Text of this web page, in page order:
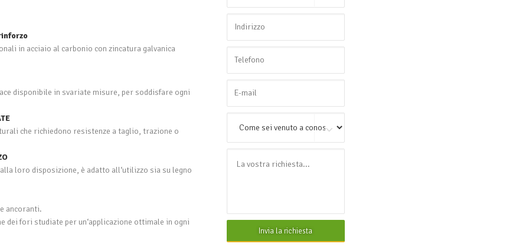
in acciaio al carbonio con zincatura galvanica
disponibile in svariate misure, per soddisfare ogni
che richiedono resistenze a taglio, trazione o
loro disposizione, è adatto all‘utilizzo sia su legno
ancoranti.
dei fori studiate per un‘applicazione ottimale in ogni
Invia la richiesta